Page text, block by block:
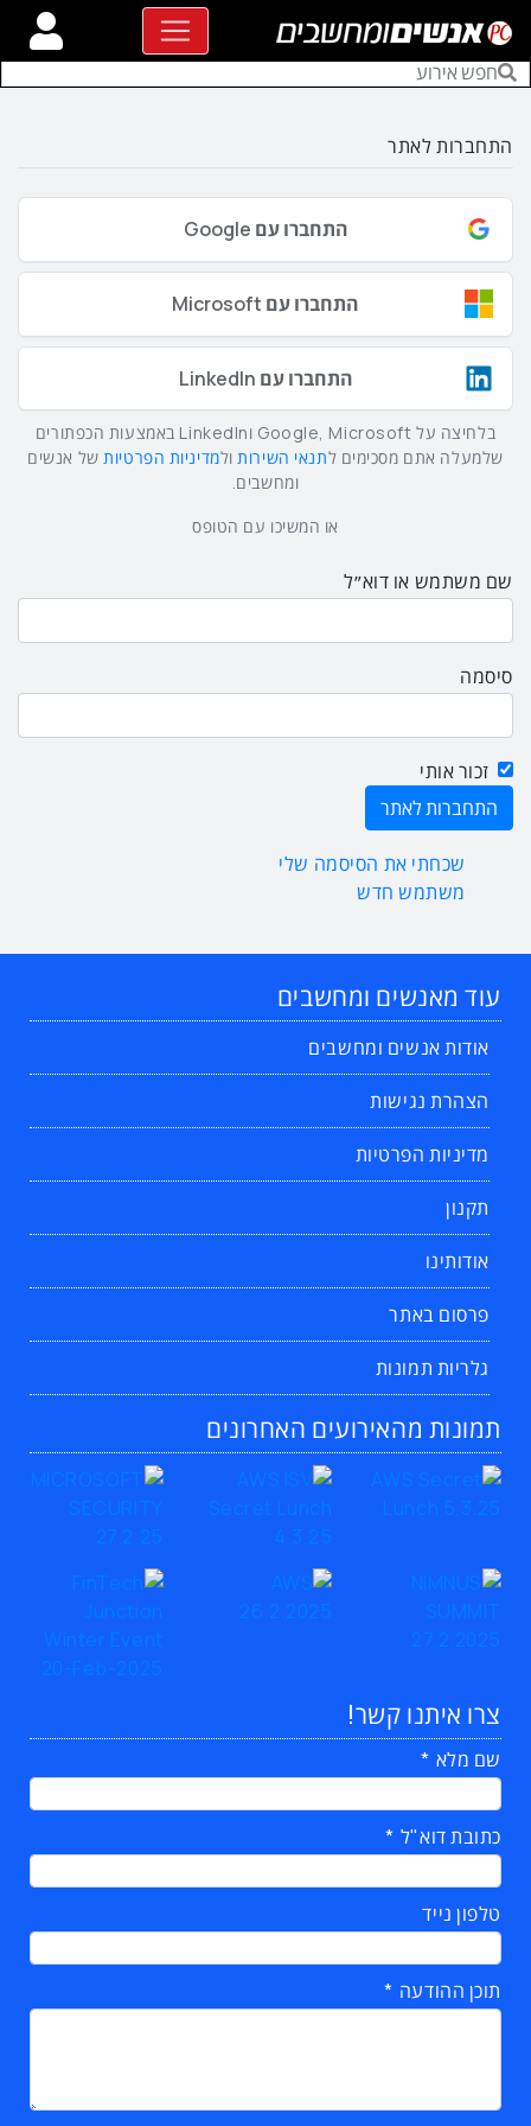
התחברות לאתר
התחברו עם Google
התחברו עם Microsoft
התחברו עם LinkedIn
בלחיצה על Google, Microsoft וLinkedIn באמצעות הכפתורים
שלמעלה אתם מסכימים לתנאי השירותולמדיניות הפרטיותשל אנשים
ומחשבים.
או המשיכו עם הטופס
שם משתמש או דוא״ל
סיסמה
זכור אותי
שכחתי את הסיסמה שלי
משתמש חדש
עוד מאנשים ומחשבים
אודות אנשים ומחשבים
הצהרת נגישות
מדיניות הפרטיות
תקנון
אודותינו
פרסום באתר
גלריות תמונות
תמונות מהאירועים האחרונים
צרו איתנו קשר!
שם מלא
כתובת דוא"ל
טלפון נייד
תוכן ההודעה